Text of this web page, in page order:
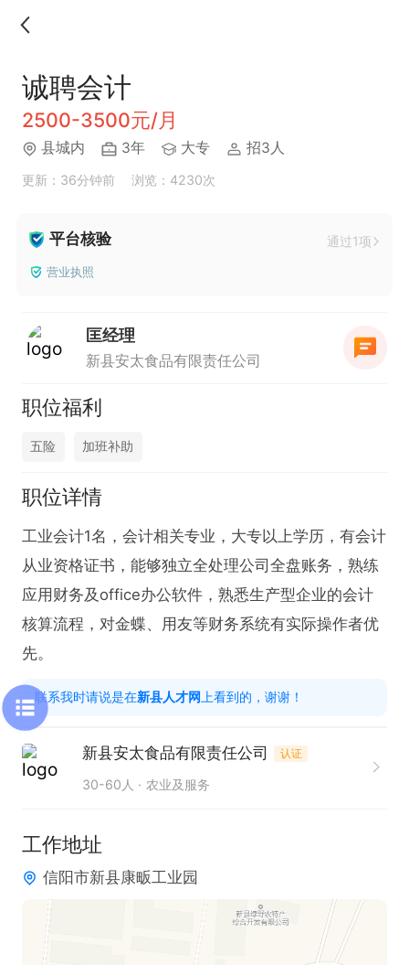
诚聘会计
2500-3500元/月
县城内 3年 大专 招3人
更新：36分钟前 浏览：4230次
平台核验 通过1项
营业执照
匡经理
新县安太食品有限责任公司
职位福利
五险 加班补助
职位详情
工业会计1名，会计相关专业，大专以上学历，有会计
从业资格证书，能够独立全处理公司全盘账务，熟练
应用财务及office办公软件，熟悉生产型企业的会计
核算流程，对金蝶、用友等财务系统有实际操作者优
先。
联系我时请说是在新县人才网 上看到的，谢谢！
新县安太食品有限责任公司 认证
30-60人 农业及服务
工作地址
信阳市新县康畈工业园